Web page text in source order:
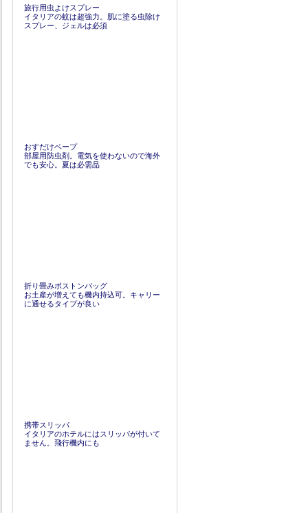
旅行用虫よけスプレー
イタリアの蚊は超強力。肌に塗る虫除け
スプレー、ジェルは必須
おすだけベープ
部屋用防虫剤。電気を使わないので海外
でも安心。夏は必需品
折り畳みボストンバッグ
お土産が増えても機内持込可。キャリー
に通せるタイプが良い
携帯スリッパ
イタリアのホテルにはスリッパが付いて
ません。飛行機内にも